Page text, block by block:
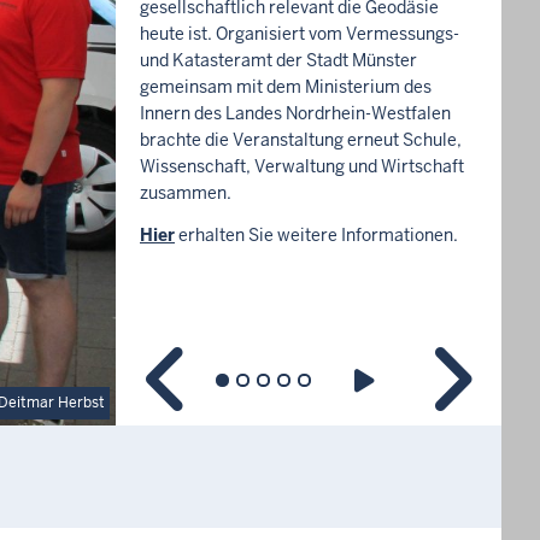
Herbst
gesellschaftlich relevant die Geodäsie
heute ist. Organisiert vom Vermessungs-
und Katasteramt der Stadt Münster
gemeinsam mit dem Ministerium des
Innern des Landes Nordrhein-Westfalen
brachte die Veranstaltung erneut Schule,
Wissenschaft, Verwaltung und Wirtschaft
zusammen.
Hiererhalten Sie weitere Informationen.